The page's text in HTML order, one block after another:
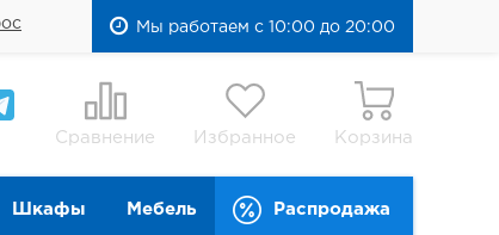
Мы работаем с 10:00 до 20:00
Сравнение Избранное Корзина
Шкафы Мебель Распродажа